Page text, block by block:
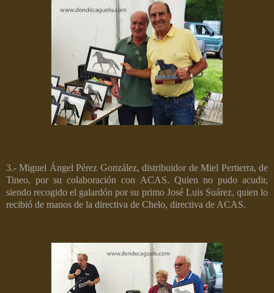
3.- Miguel Ángel Pérez González, distribuidor de Miel Pertierra, de
Tineo, por su colaboración con ACAS. Quien no pudo acudir,
siendo recogido el galardón por su primo José Luis Suárez, quien lo
recibió de manos de la directiva de Chelo, directiva de ACAS.